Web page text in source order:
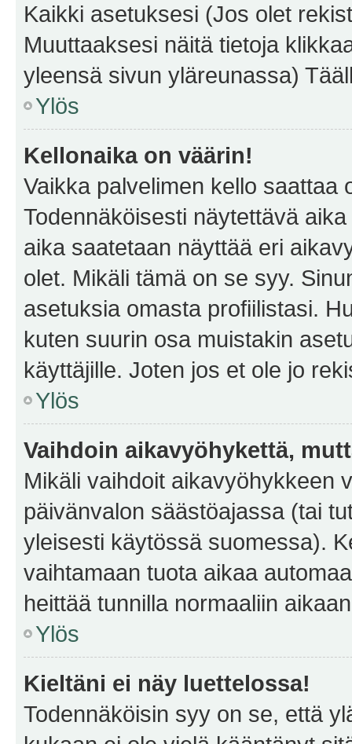
Kaikki asetuksesi (Jos olet
Muuttaaksesi näitä tietoja
yleensä sivun yläreunassa)
Ylös
Kellonaika on väärin!
Vaikka palvelimen kello saattaa
Todennäköisesti näytettävä
aika saatetaan näyttää eri
olet. Mikäli tämä on se syy.
asetuksia omasta profiilistasi.
kuten suurin osa muistakin
käyttäjille. Joten jos et ole jo
Ylös
Vaihdoin aikavyöhykettä,
Mikäli vaihdoit aikavyöhykkeen
päivänvalon säästöajassa (tai
yleisesti käytössä suomessa).
vaihtamaan tuota aikaa
heittää tunnilla normaaliin
Ylös
Kieltäni ei näy luettelossa!
Todennäköisin syy on se, että